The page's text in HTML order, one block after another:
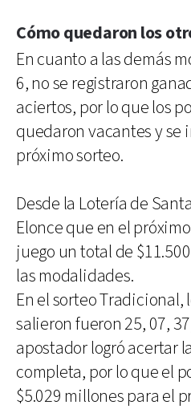
Cómo quedaron los
En cuanto a las demás
6, no se registraron
aciertos, por lo que los
quedaron vacantes y
próximo sorteo.
Desde la Lotería de
Elonce que en el
juego un total de
las modalidades.
En el sorteo Tradicional,
salieron fueron 25, 07,
apostador logró acertar
completa, por lo que el
$5.029 millones para el